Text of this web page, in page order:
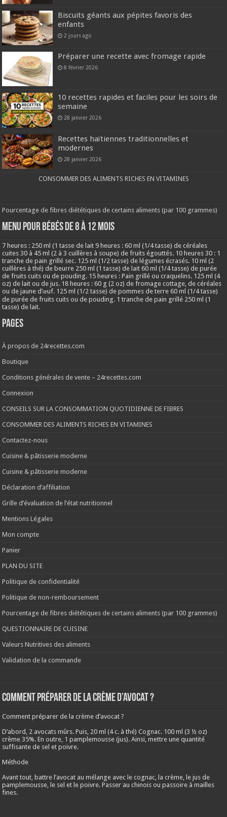
Biscuits géants aux pépites favoris des
enfants
2 jours ago
Préparer une recette avec fromage rapide
8 février 2026
10 recettes rapides et faciles pour les soirs de
semaine
28 janvier 2026
Recettes haïtiennes traditionnelles et
modernes
28 janvier 2026
CONSOMMER DES ALIMENTS RICHES EN VITAMINES
Pourcentage de fibres diététiques de certains aliments (par 100 grammes)
MENU POUR BÉBÉS DE 8 à 12 MOIS
7 heures : 250 ml (1 tasse de lait 9 heures : 60 ml (1/4 tasse) de céréales
cuites 30 à 45 ml (2 à 3 cuillères à soupe) de fruits égouttés. 10 heures 30 : 1
tranche de pain grillé sec. 125 ml (1/2 tasse) de légumes écrasés. 10 ml (2
cuillères à thé) de beurre 250 ml (1 tasse) de lait 60 ml (1/4 tasse) de purée
de fruits cuits ou de pouding. 15 heures : Pain grillé ou craquelins. 125 ml (4
oz) de lait ou de jus. 18 heures : 60 g (2 oz) de fromage cottage, de céréales
ou de jaune d’œuf. 125 ml (1/2 tasse) de pommes de terre 60 ml (1/4 tasse)
de purée de fruits cuits ou de pouding. 1 tranche de pain grillé 250 ml (1
tasse) de lait.
Pages
À propos de 24recettes.com
Boutique
Conditions générales de vente – 24recettes.com
Connexion
CONSEILS SUR LA CONSOMMATION QUOTIDIENNE DE FIBRES
CONSOMMER DES ALIMENTS RICHES EN VITAMINES
Contactez-nous
Cuisine & pâtisserie moderne
Cuisine & pâtisserie moderne
Déclaration d’affiliation
Grille d’évaluation de l’état nutritionnel
Mentions Légales
Mon compte
Panier
PLAN DU SITE
Politique de confidentialité
Politique de non-remboursement
Pourcentage de fibres diététiques de certains aliments (par 100 grammes)
QUESTIONNAIRE DE CUISINE
Valeurs Nutritives des aliments
Validation de la commande
Comment préparer de la crème d’avocat ?
Comment préparer de la crème d’avocat ?
D’abord, 2 avocats mûrs. Puis, 20 ml (4 c. à thé) Cognac. 100 ml (3 ½ oz)
crème 35%. En outre, 1 pamplemousse (jus). Ainsi, mettre une quantité
suffisante de sel et poivre.
Méthode
Avant tout, battre l’avocat au mélange avec le cognac, la crème, le jus de
pamplemousse, le sel et le poivre. Passer au chinois ou passoire à mailles
fines.